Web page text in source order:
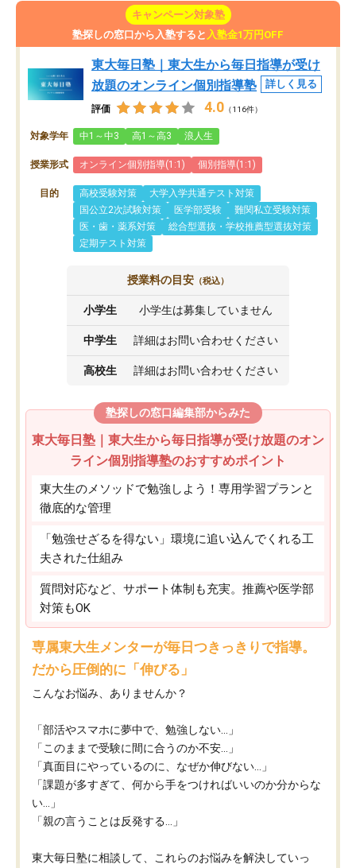
キャンペーン対象塾
塾探しの窓口から入塾すると 入塾金1万円OFF
東大毎日塾｜東大生から毎日指導が受け
放題のオンライン個別指導塾
詳しく見る
評価 4.0 （116件）
対象学年 中1～中3 高1～高3 浪人生
授業形式 オンライン個別指導(1:1) 個別指導(1:1)
目的 高校受験対策
大学入学共通テスト対策
国公立2次試験対策
医学部受験
難関私立受験対策
医・歯・薬系対策
総合型選抜・学校推薦型選抜対策
定期テスト対策
授業料の目安 （税込）
小学生 小学生は募集していません
中学生 詳細はお問い合わせください
高校生 詳細はお問い合わせください
塾探しの窓口編集部からみた
東大毎日塾｜東大生から毎日指導が受け放題のオン
ライン個別指導塾のおすすめポイント
東大生のメソッドで勉強しよう！専用学習プランと
徹底的な管理
「勉強せざるを得ない」環境に追い込んでくれる工
夫された仕組み
質問対応など、サポート体制も充実。推薦や医学部
対策もOK
専属東大生メンターが毎日つきっきりで指導。
だから圧倒的に「伸びる」
こんなお悩み、ありませんか？
「部活やスマホに夢中で、勉強しない…」
「このままで受験に間に合うのか不安…」
「真面目にやっているのに、なぜか伸びない…」
「課題が多すぎて、何から手をつければいいのか分からな
い…」
「親の言うことは反発する…」
東大毎日塾に相談して、これらのお悩みを解決していっ